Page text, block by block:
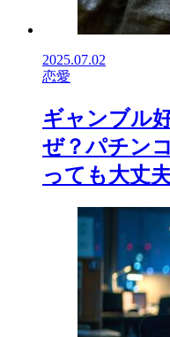
2025.07.02
恋愛
ギャンブル
ぜ？パチン
っても大丈